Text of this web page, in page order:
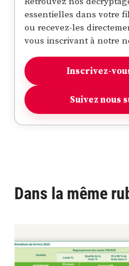
essentielles dans votre
ou recevez-les
vous inscrivant à notre
Inscrivez-
Suivez nous
Dans la même